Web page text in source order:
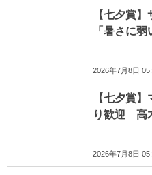
【七夕賞
「暑さに
2026年7月8日
【七夕賞
り歓迎 高
2026年7月8日